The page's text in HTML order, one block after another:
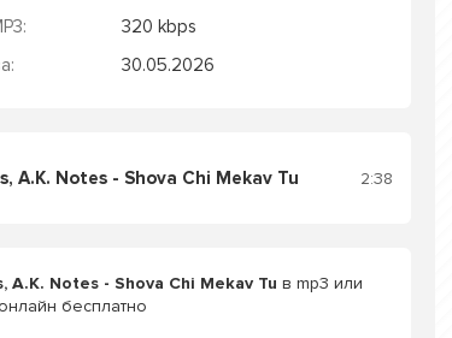
320 kbps
30.05.2026
A.K. Notes - Shova Chi Mekav Tu 2:38
A.K. Notes - Shova Chi Mekav Tu в mp3 или
бесплатно